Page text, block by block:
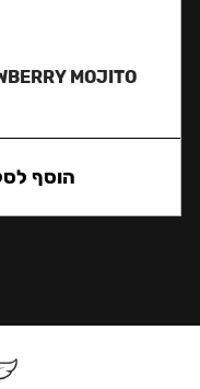
MOJITO
הוסף